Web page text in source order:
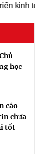
tế tư nhân
học
cáo
chưa
tốt